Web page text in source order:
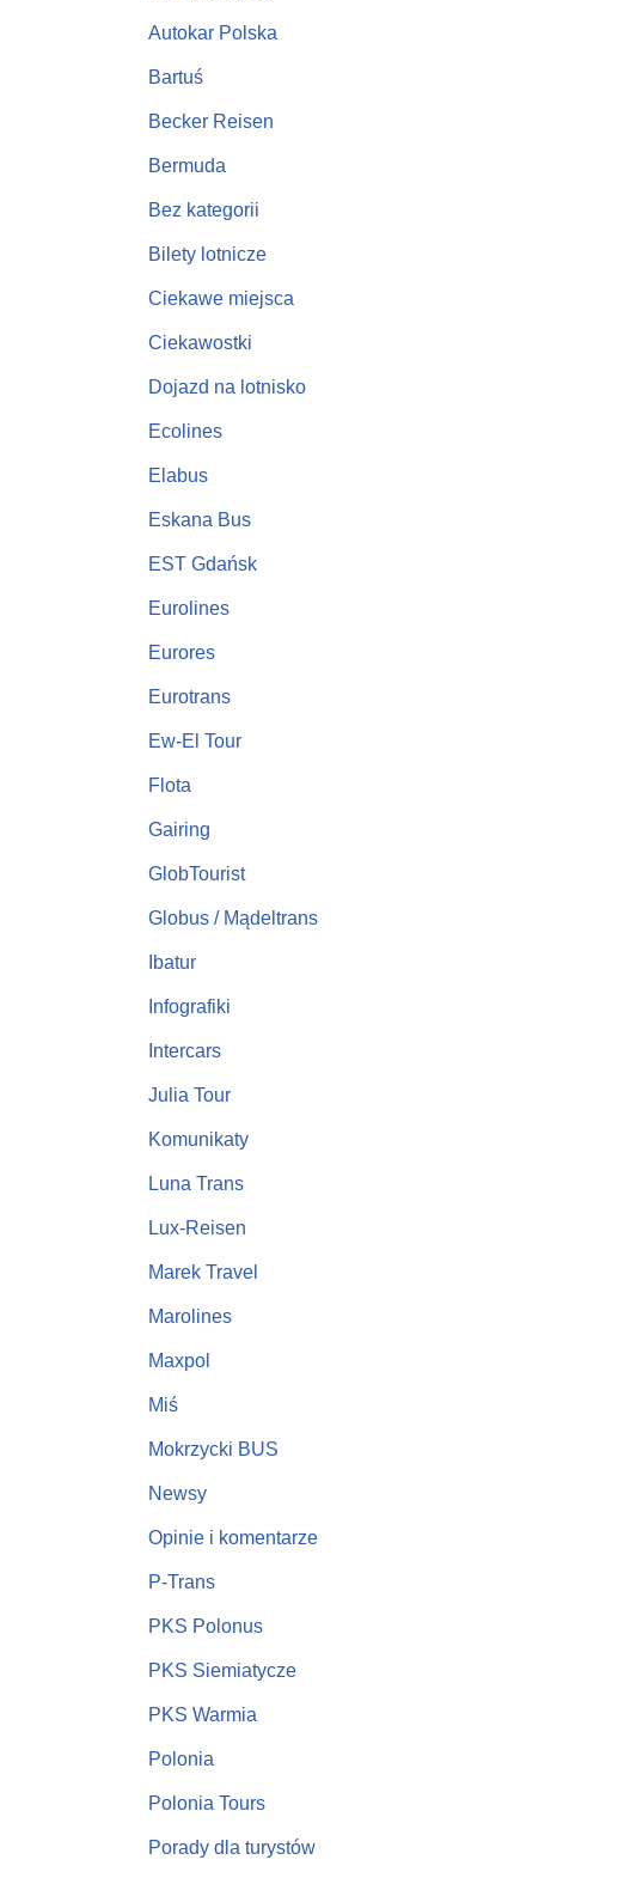
Autokar Polska
Bartuś
Becker Reisen
Bermuda
Bez kategorii
Bilety lotnicze
Ciekawe miejsca
Ciekawostki
Dojazd na lotnisko
Ecolines
Elabus
Eskana Bus
EST Gdańsk
Eurolines
Eurores
Eurotrans
Ew-El Tour
Flota
Gairing
GlobTourist
Globus / Mądeltrans
Ibatur
Infografiki
Intercars
Julia Tour
Komunikaty
Luna Trans
Lux-Reisen
Marek Travel
Marolines
Maxpol
Miś
Mokrzycki BUS
Newsy
Opinie i komentarze
P-Trans
PKS Polonus
PKS Siemiatycze
PKS Warmia
Polonia
Polonia Tours
Porady dla turystów